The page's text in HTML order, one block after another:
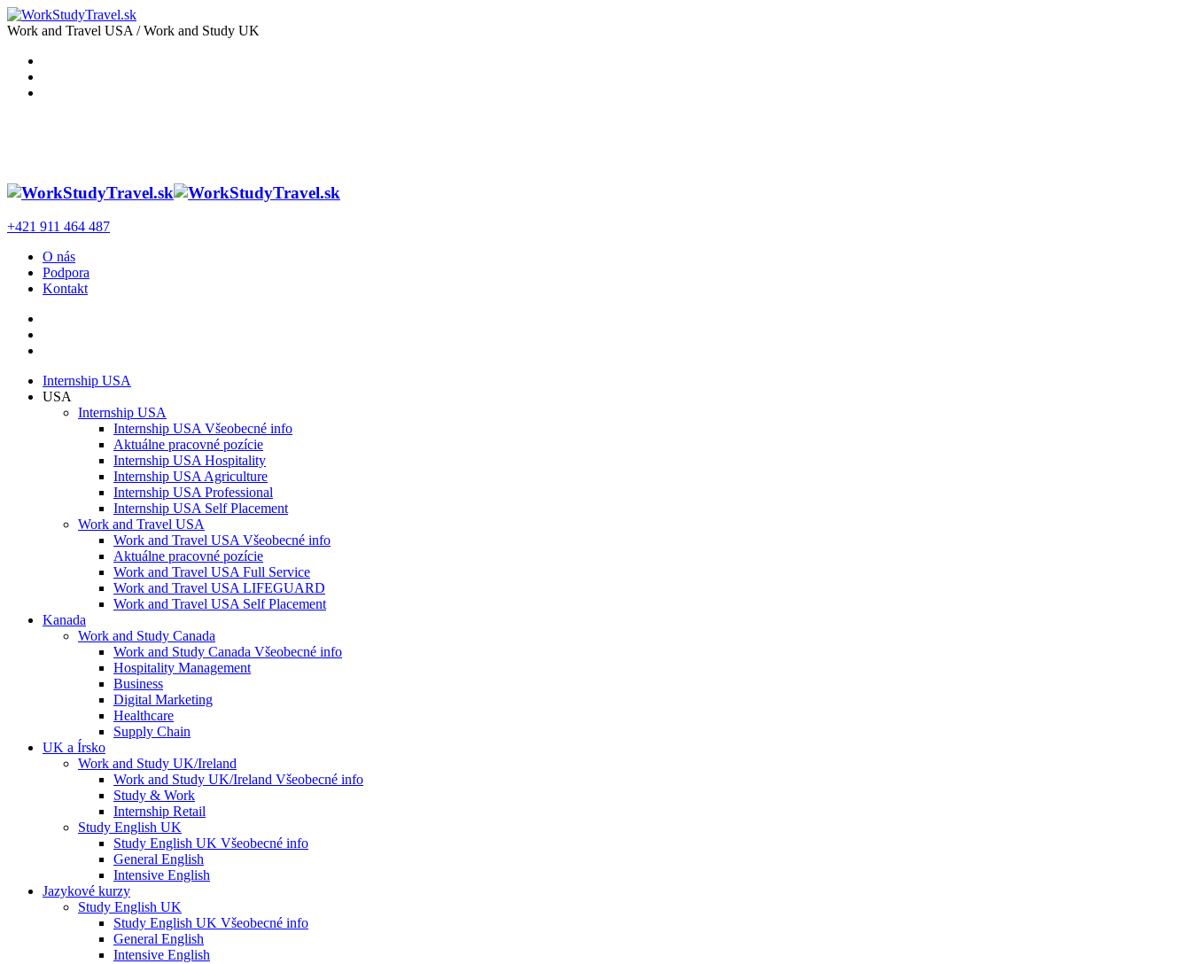
Work and Travel USA / Work and Study UK
+421 911 464 487
O nás
Podpora
Kontakt
Internship USA
USA
Internship USA
Internship USA Všeobecné info
Aktuálne pracovné pozície
Internship USA Hospitality
Internship USA Agriculture
Internship USA Professional
Internship USA Self Placement
Work and Travel USA
Work and Travel USA Všeobecné info
Aktuálne pracovné pozície
Work and Travel USA Full Service
Work and Travel USA LIFEGUARD
Work and Travel USA Self Placement
Kanada
Work and Study Canada
Work and Study Canada Všeobecné info
Hospitality Management
Business
Digital Marketing
Healthcare
Supply Chain
UK a Írsko
Work and Study UK/Ireland
Work and Study UK/Ireland Všeobecné info
Study & Work
Internship Retail
Study English UK
Study English UK Všeobecné info
General English
Intensive English
Jazykové kurzy
Study English UK
Study English UK Všeobecné info
General English
Intensive English